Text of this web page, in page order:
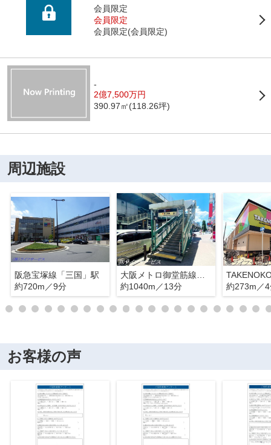
会員限定
会員限定
会員限定(会員限定)
-
2億7,500万円
390.97㎡(118.26坪)
周辺施設
阪急宝塚線「三国」駅
約720m／9分
約1040m／13分
約273m／
お客様の声